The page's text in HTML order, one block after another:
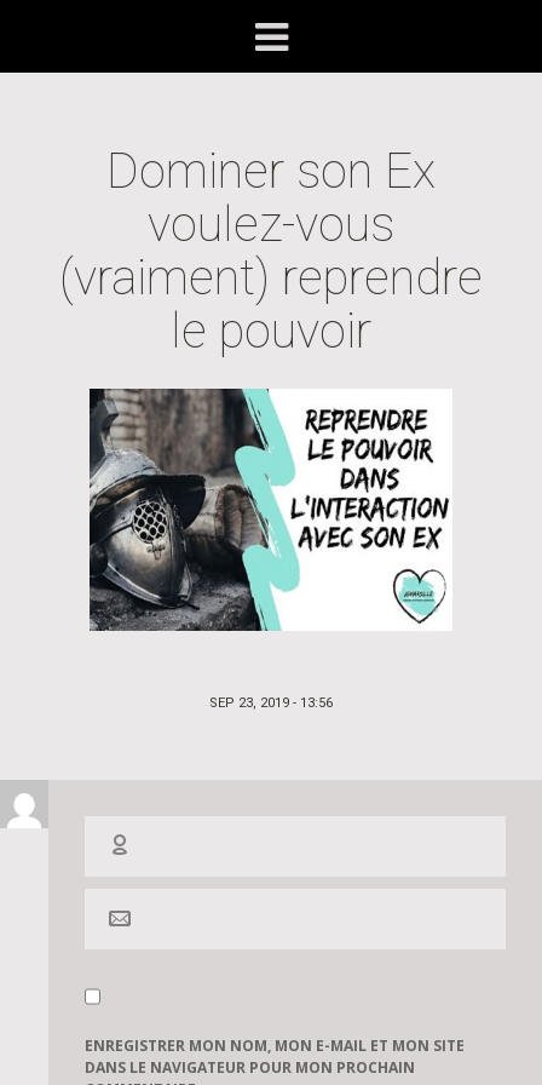
Dominer son Ex
voulez-vous
(vraiment) reprendre
le pouvoir
POSTED
SEP 23, 2019 - 13:56
ENREGISTRER MON NOM, MON E-MAIL ET MON SITE
DANS LE NAVIGATEUR POUR MON PROCHAIN